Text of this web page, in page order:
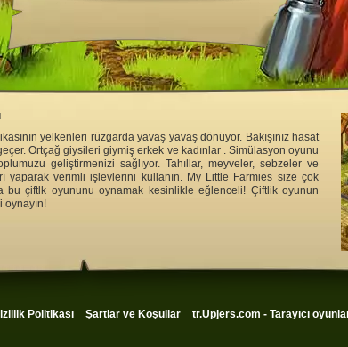
Politikası Şartlar ve Koşullar tr.Upjers.com - Tarayıcı
yelkenleri rüzgarda yavaş yavaş dönüyor. Bakışınız hasat
Ortçağ giysileri giymiş erkek ve kadınlar . Simülasyon oyunu
geliştirmenizi sağlıyor. Tahıllar, meyveler, sebzeler ve
yaparak verimli işlevlerini kullanın. My Little Farmies size çok
bu çiftlk oyununu oynamak kesinlikle eğlenceli! Çiftlik oyunun
oynayın!